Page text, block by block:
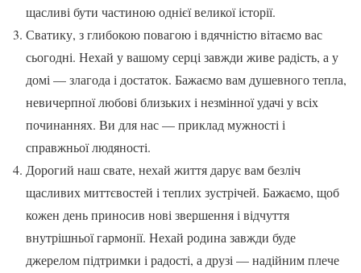
щасливі бути частиною однієї великої історії.
Сватику, з глибокою повагою і вдячністю вітаємо вас
сьогодні. Нехай у вашому серці завжди живе радість, а у
домі — злагода і достаток. Бажаємо вам душевного тепла,
невичерпної любові близьких і незмінної удачі у всіх
починаннях. Ви для нас — приклад мужності і
справжньої людяності.
Дорогий наш свате, нехай життя дарує вам безліч
щасливих миттєвостей і теплих зустрічей. Бажаємо, щоб
кожен день приносив нові звершення і відчуття
внутрішньої гармонії. Нехай родина завжди буде
джерелом підтримки і радості, а друзі — надійним плече